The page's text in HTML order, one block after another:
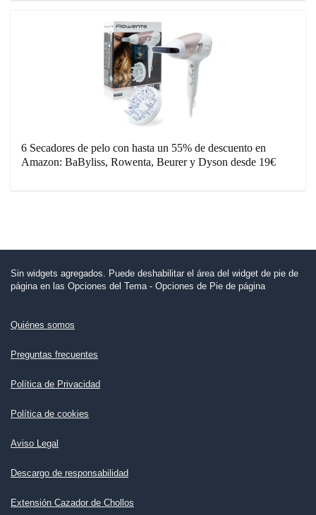
6 Secadores de pelo con hasta un 55% de descuento en
Amazon: BaByliss, Rowenta, Beurer y Dyson desde 19€
Sin widgets agregados. Puede deshabilitar el área del widget de pie de
página en las Opciones del Tema - Opciones de Pie de página
Quiénes somos
Preguntas frecuentes
Política de Privacidad
Política de cookies
Aviso Legal
Descargo de responsabilidad
Extensión Cazador de Chollos